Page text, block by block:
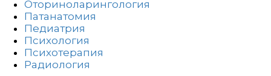
Оториноларингология
Патанатомия
Педиатрия
Психология
Психотерапия
Радиология